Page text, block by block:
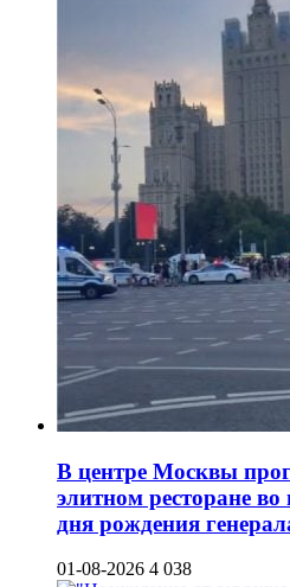
В центре Москвы
элитном ресторане
дня рождения
01-08-2026 4 038